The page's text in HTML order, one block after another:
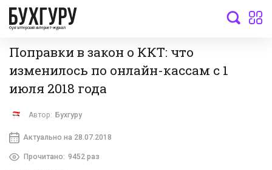
бухгалтерский интернет-журнал
Поправки в закон о ККТ: что
изменилось по онлайн-кассам с 1
июля 2018 года
Автор: Бухгуру
Актуально на 28.07.2018
Прочитано: 9452 раз